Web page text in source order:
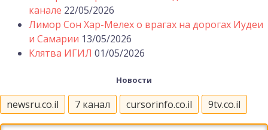
канале 22/05/2026
Лимор Сон Хар-Мелех о врагах на дорогах Иудеи
и Самарии 13/05/2026
Клятва ИГИЛ 01/05/2026
Новости
newsru.co.il 7 канал cursorinfo.co.il 9tv.co.il